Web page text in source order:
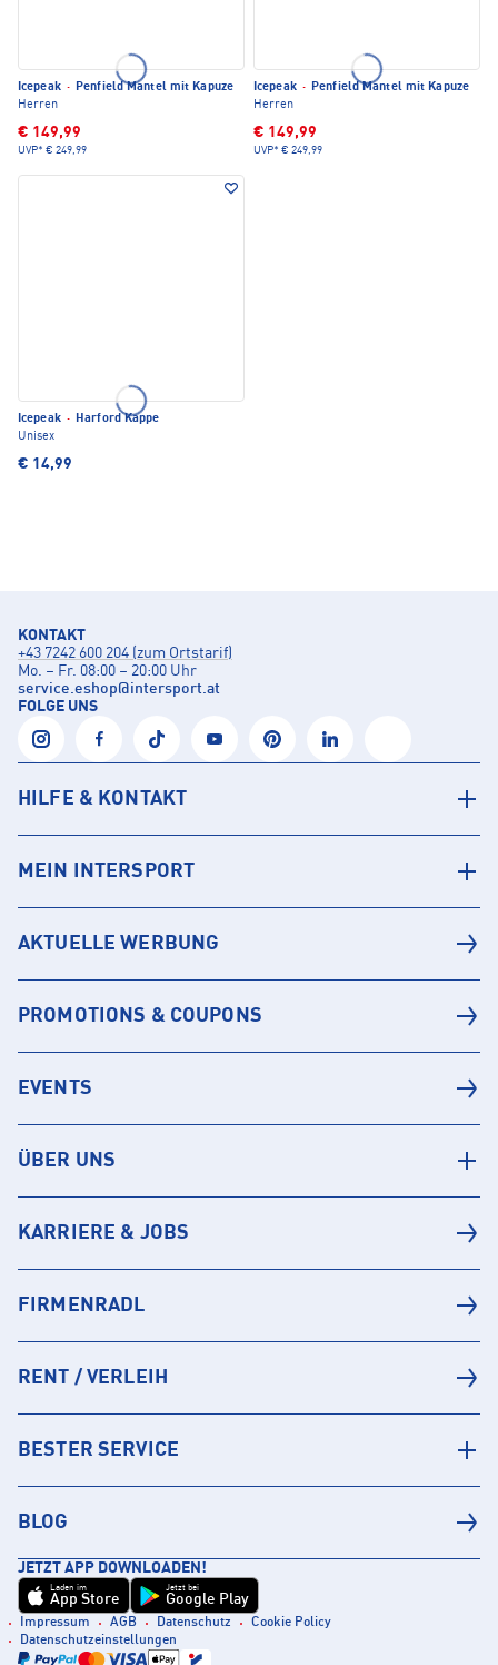
Icepeak · Penfield Mantel mit Kapuze
Herren
€ 149,99
UVP* € 249,99
Icepeak · Penfield Mantel mit Kapuze
Herren
€ 149,99
UVP* € 249,99
Icepeak · Harford Kappe
Unisex
€ 14,99
KONTAKT
+43 7242 600 204 (zum Ortstarif)
Mo. – Fr. 08:00 – 20:00 Uhr
service.eshop@intersport.at
FOLGE UNS
HILFE & KONTAKT
MEIN INTERSPORT
AKTUELLE WERBUNG
PROMOTIONS & COUPONS
EVENTS
ÜBER UNS
KARRIERE & JOBS
FIRMENRADL
RENT / VERLEIH
BESTER SERVICE
BLOG
JETZT APP DOWNLOADEN!
Laden im
App Store
Jetzt bei
Google Play
Impressum AGB Datenschutz
Cookie Policy
Datenschutzeinstellungen